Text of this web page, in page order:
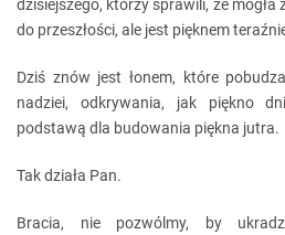
dzisiejszego, którzy sprawili, że mogła
do przeszłości, ale jest pięknem
Dziś znów jest łonem, które
nadziei, odkrywania, jak piękno
podstawą dla budowania piękna jutra.
Tak działa Pan.
Bracia, nie pozwólmy, by